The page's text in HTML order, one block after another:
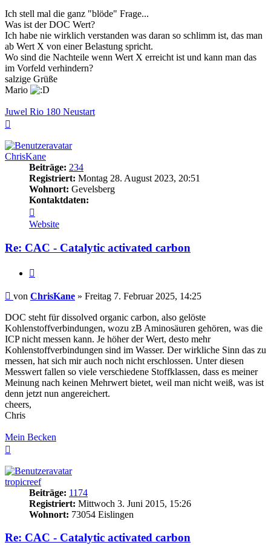
Ich stell mal die ganz "blöde" Frage...
Was ist der DOC Wert?
Ich habe nie wirklich verstanden was daran so schlimm ist, das man
ab Wert X von einer Belastung spricht.
Wo sind die Nachteile wenn Wert X erreicht ist und kann man das
im Vorfeld verhindern?
salzige Grüße
Mario
Juwel Rio 180 Neustart
ChrisKane
Beiträge: 234
Registriert: Montag 28. August 2023, 20:51
Wohnort: Gevelsberg
Kontaktdaten:
von
ChrisKane
Website
Re: CAC - Catalytic activated carbon
Beitrag
von ChrisKane » Freitag 7. Februar 2025, 14:25
DOC steht für dissolved organic carbon, also gelöste
Kohlenstoffverbindungen, wozu zB Aminosäuren gehören, was die
ICP nicht messen kann. Je höher der Wert, desto mehr
Kohlenstoffverbindungen sind im Wasser. Der wirkliche Sinn das zu
messen, hat sich mir auch noch nicht erschlossen. Unter diesen
Messwert fallen so viele verschiedene Stoffklassen, dass es meiner
Meinung nach keinen Mehrwert bietet, weil man nicht weiß, was ist
denn jetzt nun angereichert.
cheers,
Chris
Mein Becken
tropicreef
Beiträge: 1174
Registriert: Mittwoch 3. Juni 2015, 15:26
Wohnort: 73054 Eislingen
Re: CAC - Catalytic activated carbon